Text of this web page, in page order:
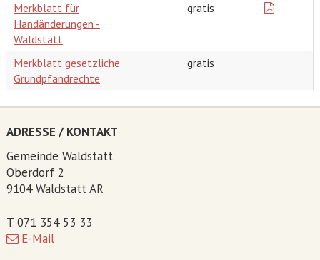
Merkblatt für
Handänderungen -
Waldstatt
gratis
Merkblatt gesetzliche
Grundpfandrechte
gratis
ADRESSE / KONTAKT
Gemeinde Waldstatt
Oberdorf 2
9104 Waldstatt AR
T 071 354 53 33
E-Mail